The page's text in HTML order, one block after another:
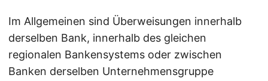
Im Allgemeinen sind Überweisungen innerhalb
derselben Bank, innerhalb des gleichen
regionalen Bankensystems oder zwischen
Banken derselben Unternehmensgruppe